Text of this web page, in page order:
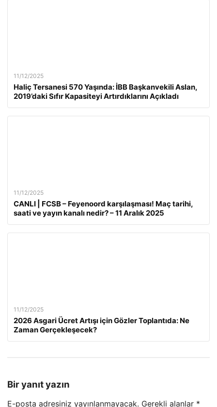
11/12/2025
Haliç Tersanesi 570 Yaşında: İBB Başkanvekili Aslan,
2019’daki Sıfır Kapasiteyi Artırdıklarını Açıkladı
11/12/2025
CANLI | FCSB – Feyenoord karşılaşması! Maç tarihi,
saati ve yayın kanalı nedir? – 11 Aralık 2025
11/12/2025
2026 Asgari Ücret Artışı için Gözler Toplantıda: Ne
Zaman Gerçekleşecek?
Bir yanıt yazın
E-posta adresiniz yayınlanmayacak. Gerekli alanlar *